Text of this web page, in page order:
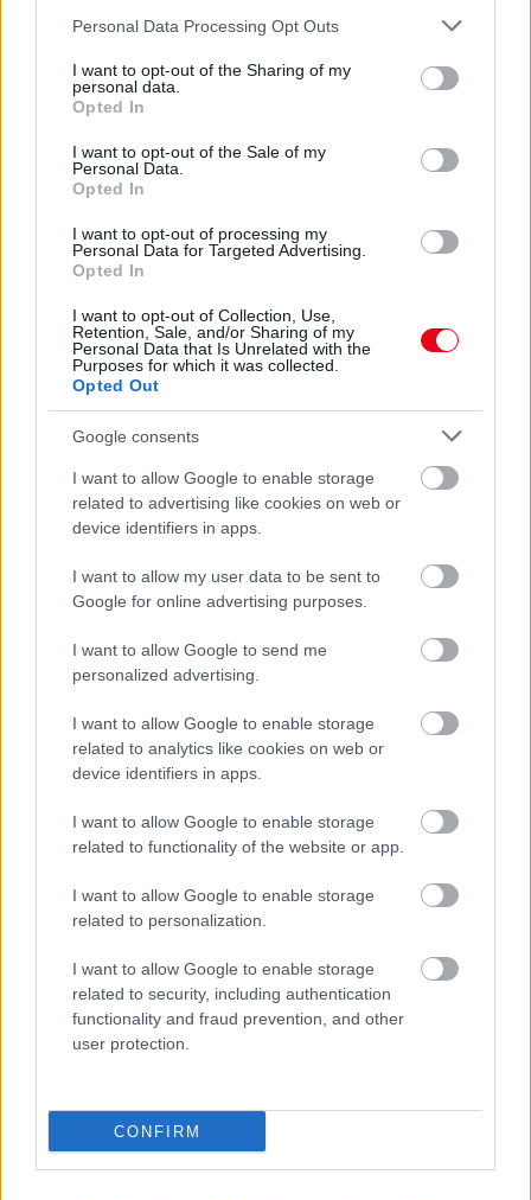
Please note that this website/app uses one or more Google
not limited to your visit or usage behaviour. You may click to
grant or deny consent to Google and its third-party tags to
use your data for below specified purposes in below Google
consent section.
Personal Data Processing Opt Outs
I want to opt-out of the Sharing of my
personal data.
Opted In
I want to opt-out of the Sale of my
Personal Data.
Opted In
I want to opt-out of processing my
Personal Data for Targeted Advertising.
Opted In
I want to opt-out of Collection, Use,
Retention, Sale, and/or Sharing of my
Personal Data that Is Unrelated with the
Purposes for which it was collected.
Opted Out
Google consents
I want to allow Google to enable storage
related to advertising like cookies on web or
device identifiers in apps.
I want to allow my user data to be sent to
Google for online advertising purposes.
I want to allow Google to send me
personalized advertising.
I want to allow Google to enable storage
related to analytics like cookies on web or
device identifiers in apps.
I want to allow Google to enable storage
related to functionality of the website or app.
I want to allow Google to enable storage
related to personalization.
I want to allow Google to enable storage
related to security, including authentication
functionality and fraud prevention, and other
user protection.
CONFIRM
ÉS SOKKAL FINOMABB LESZ A FŐTT KRUMPLI
07. 31.
EZZEL LOCSOLD HETENTE EGYSZER: KÉTSZER
ANNYI VIRÁGOT HOZ MAJD A MUSKÁTLI, HA EZT CSINÁLOD
24 óra
Ezért párásodik be állandóan az ablak – egyszerűbb a
megoldás, mint gondolnád
Nem ecettel és nem szódabikarbónával: ezzel lesz
újra csillogó a vízköves csap